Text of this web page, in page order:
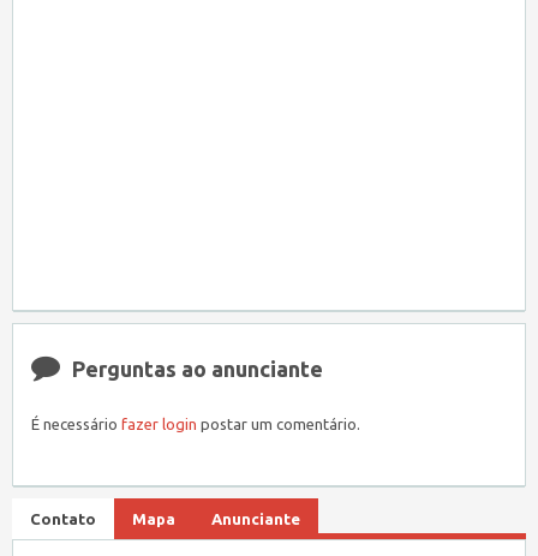
Perguntas ao anunciante
É necessário fazer login postar um comentário.
Contato Mapa Anunciante